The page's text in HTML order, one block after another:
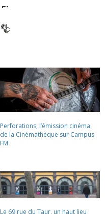
Perforations, l’émission cinéma
de la Cinémathèque sur Campus
FM
Le 69 rue du Taur, un haut lieu